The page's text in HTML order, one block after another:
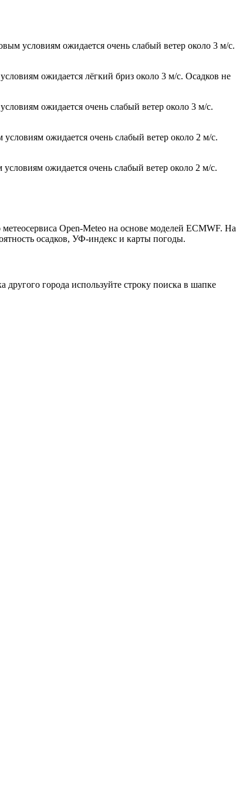
условиям ожидается очень слабый ветер около 3 м/с.
ожидается лёгкий бриз около 3 м/с. Осадков не
ожидается очень слабый ветер около 3 м/с.
ожидается очень слабый ветер около 2 м/с.
ожидается очень слабый ветер около 2 м/с.
Open-Meteo на основе моделей ECMWF. На
осадков, УФ-индекс и карты погоды.
города используйте строку поиска в шапке